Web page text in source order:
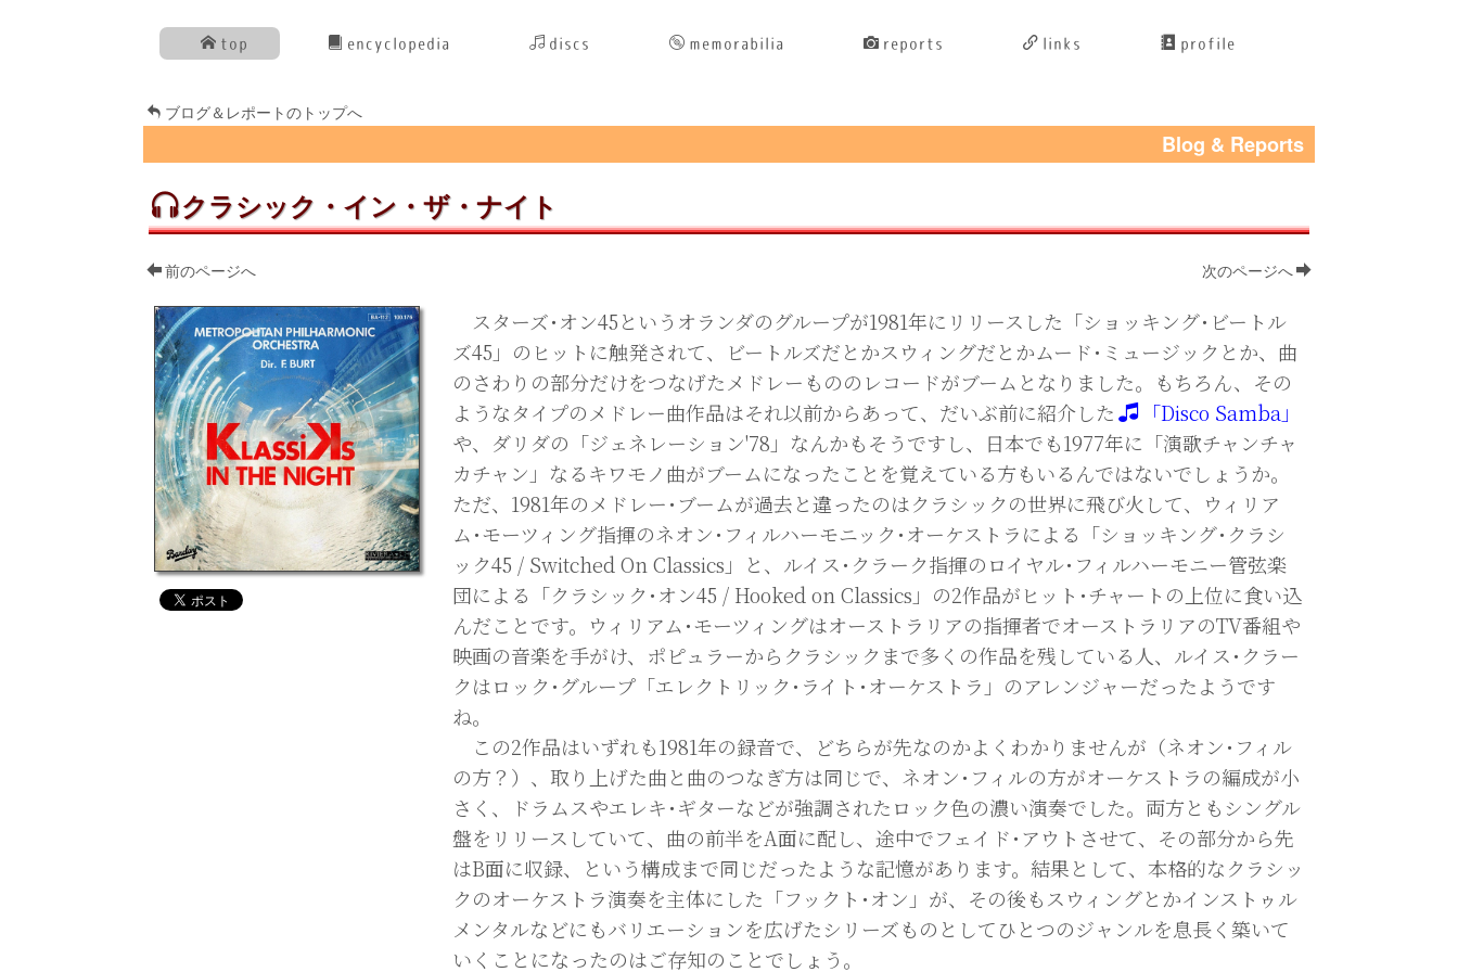
top encyclopedia discs memorabilia reports links profile
ブログ＆レポートのトップへ
Blog & Reports
クラシック・イン・ザ・ナイト
前のページへ 次のページへ
スターズ･オン45というオランダのグループが1981年にリリースした「ショッキング･ビートル
ズ45」のヒットに触発されて、ビートルズだとかスウィングだとかムード･ミュージックとか、曲
のさわりの部分だけをつなげたメドレーもののレコードがブームとなりました。もちろん、その
ようなタイプのメドレー曲作品はそれ以前からあって、だいぶ前に紹介した
「Disco Samba」
や、ダリダの「ジェネレーション'78」なんかもそうですし、日本でも1977年に「演歌チャンチャ
カチャン」なるキワモノ曲がブームになったことを覚えている方もいるんではないでしょうか。
ただ、1981年のメドレー･ブームが過去と違ったのはクラシックの世界に飛び火して、ウィリア
ム･モーツィング指揮のネオン･フィルハーモニック･オーケストラによる「ショッキング･クラシ
ック45 / Switched On Classics」と、ルイス･クラーク指揮のロイヤル･フィルハーモニー管弦楽
団による「クラシック･オン45 / Hooked on Classics」の2作品がヒット･チャートの上位に食い込
んだことです。ウィリアム･モーツィングはオーストラリアの指揮者でオーストラリアのTV番組や
映画の音楽を手がけ、ポピュラーからクラシックまで多くの作品を残している人、ルイス･クラー
クはロック･グループ「エレクトリック･ライト･オーケストラ」のアレンジャーだったようです
ね。
この2作品はいずれも1981年の録音で、どちらが先なのかよくわかりませんが（ネオン･フィル
の方？）、取り上げた曲と曲のつなぎ方は同じで、ネオン･フィルの方がオーケストラの編成が小
さく、ドラムスやエレキ･ギターなどが強調されたロック色の濃い演奏でした。両方ともシングル
盤をリリースしていて、曲の前半をA面に配し、途中でフェイド･アウトさせて、その部分から先
はB面に収録、という構成まで同じだったような記憶があります。結果として、本格的なクラシッ
クのオーケストラ演奏を主体にした「フックト･オン」が、その後もスウィングとかインストゥル
メンタルなどにもバリエーションを広げたシリーズものとしてひとつのジャンルを息長く築いて
いくことになったのはご存知のことでしょう。